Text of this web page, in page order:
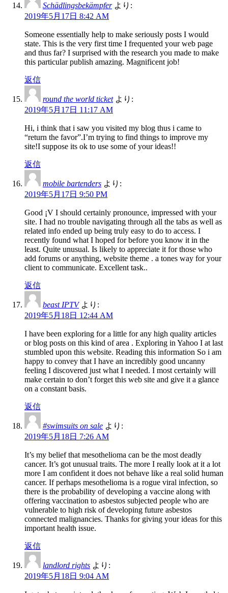
Schädlingsbekämpfer より:
2019年5月17日 8:42 AM
Someone essentially help to make seriously posts I would
state. This is the very first time I frequented your web page
and thus far? I surprised with the research you made to make
this particular publish amazing. Magnificent job!
返信
round the world ticket より:
2019年5月17日 11:17 AM
Hi, i think that i saw you visited my blog thus i came to
“return the favor”.I’m trying to find things to improve my
site!I suppose its ok to use some of your ideas!!
返信
mobile bartenders より:
2019年5月17日 9:50 PM
Good ¡V I should certainly pronounce, impressed with your
site. I had no trouble navigating through all the tabs as well as
related info ended up being truly easy to do to access. I
recently found what I hoped for before you know it in the
least. Quite unusual. Is likely to appreciate it for those who
add forums or anything, website theme . a tones way for your
client to communicate. Excellent task..
返信
beast IPTV より:
2019年5月18日 12:44 AM
I have been exploring for a little for any high quality articles
or blog posts on this kind of area . Exploring in Yahoo I at last
stumbled upon this website. Reading this information So i am
happy to convey that I have an incredibly good uncanny
feeling I discovered just what I needed. I most certainly will
make certain to don’t forget this web site and give it a glance
on a constant basis.
返信
#swimsuits on sale より:
2019年5月18日 7:26 AM
It’s my belief that mesothelioma can be the most deadly
cancer. It’s got unusual traits. The more I really look at it a lot
more I am confident it does not behave like a real solid human
cancer. If perhaps mesothelioma is a rogue viral infection, so
there is the probability of developing a vaccine along with
offering vaccination to asbestos subjected people who are
vulnerable to high risk of developing future asbestos
connected malignancies. Thanks for giving your ideas for this
important health issue.
返信
landlord rights より:
2019年5月18日 9:04 AM